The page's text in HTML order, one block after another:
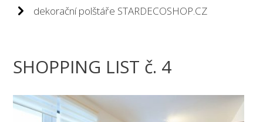
dekorační polštáře STARDECOSHOP.CZ
SHOPPING LIST č. 4